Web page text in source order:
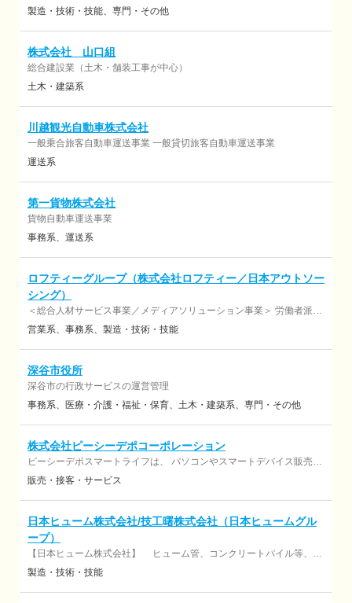
備管理 発電施設、熱電供給システムなどのエネルギー生産施設の運
の事業
製造・技術・技能 専門・その他
株式会社 山口組
総合建設業（土木・舗装工事が中心）
土木・建築系
川越観光自動車株式会社
一般乗合旅客自動車運送事業 一般貸切旅客自動車運送事業
運送系
第一貨物株式会社
貨物自動車運送事業
事務系
運送系
ロフティーグループ（株式会社ロフティー／日本アウトソー
シング）
＜総合人材サービス事業／メディアソリューション事業＞ 労働者派遣
事業 【(派)13－303247】 有料職業紹介事業 【(紹)13－ユー302661】
－007540】
営業系 事務系 製造・技術・技能
深谷市役所
深谷市の行政サービスの運営管理
事務系
医療・介護・福祉・保育 土木・建築系 専門・その他
株式会社ピーシーデポコーポレーション
ピーシーデポスマートライフは、 パソコンやスマートデバイス販売だ
けではなく、 地域のお客様の“デジタルの困った”を解決する会員制サ
用・通信費見直しなどを長期サポート。 現在、全国約40万世帯のご家
族をサポート。 「ご家族のデジタル担当」として、 地域に欠かせない
存在を目指しています。
販売・接客・サービス
日本ヒューム株式会社/技工曙株式会社（日本ヒュームグル
ープ）
【日本ヒューム株式会社】 ヒューム管、コンクリートパイル等、コ
ンクリート二次製品の製造、及び、販売。並びに、関連工事の請負事
鉄工製品、型枠・鋼製類・製缶類の製造及びメンテナンス、金属加
製造・技術・技能